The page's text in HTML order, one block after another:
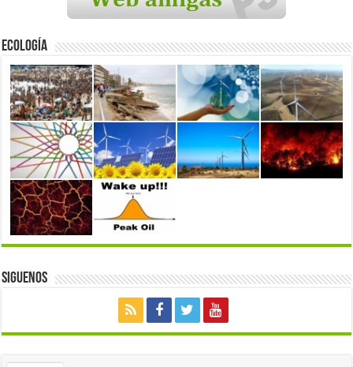
Ecología
Siguenos